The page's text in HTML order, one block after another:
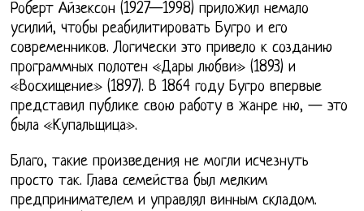
Роберт Айзексон (1927—1998) приложил немало
усилий, чтобы реабилитировать Бугро и его
современников. Логически это привело к созданию
программных полотен «Дары любви» (1893) и
«Восхищение» (1897). В 1864 году Бугро впервые
представил публике свою работу в жанре ню, — это
была «Купальщица».
Благо, такие произведения не могли исчезнуть
просто так. Глава семейства был мелким
предпринимателем и управлял винным складом.